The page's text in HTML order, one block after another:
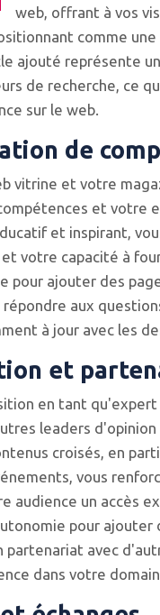
web, offrant à vos
comme
ajouté représente
de recherche, ce
sur le web.
de
vitrine et votre
et votre
et inspirant,
votre capacité à
pour ajouter des
aux
à jour avec les
et
en tant
leaders
croisés, en
vous
audience un accès
pour
partenariat avec
dans votre